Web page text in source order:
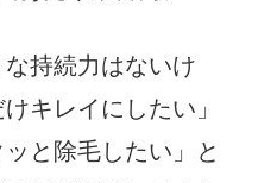
持続力はないけ
キレイにしたい」
と除毛したい」と